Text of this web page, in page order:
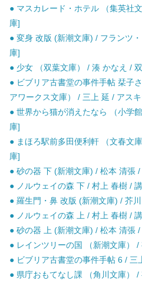
● マスカレード・ホテル （集英社
庫]
● 変身 改版 (新潮文庫) / フランツ
庫]
● 少女 （双葉文庫） / 湊 かなえ /
● ビブリア古書堂の事件手帖 栞子
アワークス文庫） / 三上 延 / アス
● 世界から猫が消えたなら （小学
庫]
● まほろ駅前多田便利軒 （文春文
庫]
● 砂の器 下 (新潮文庫) / 松本 清張
● ノルウェイの森 下 / 村上 春樹 /
● 羅生門・鼻 改版 (新潮文庫) / 芥
● ノルウェイの森 上 / 村上 春樹 /
● 砂の器 上 (新潮文庫) / 松本 清張
● レインツリーの国 （新潮文庫）
● ビブリア古書堂の事件手帖 6 / 三
● 県庁おもてなし課 （角川文庫）